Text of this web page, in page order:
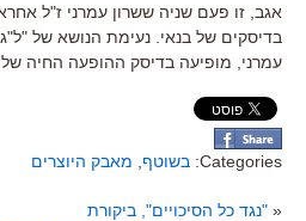
אגב, זו פעם שניה ששרון עמרני ז"ל
בדיסקים של בנאי. נעימת הנושא של
עמרני, מופיעה בדיסק ההופעה החיה
Categories: בשוטף מאבק היוצרים
« "נגד כל הסיכויים", ביקורת